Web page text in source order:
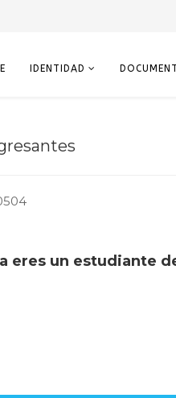
IDENTIDAD
eres un estudiante